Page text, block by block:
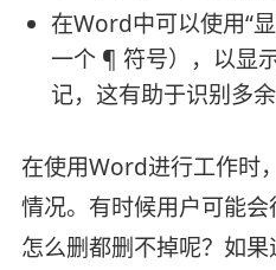
在Word中可以使用“
一个 ¶ 符号），以显
记，这有助于识别多余
在使用Word进行工作时
情况。有时候用户可能
怎么删都删不掉呢？如